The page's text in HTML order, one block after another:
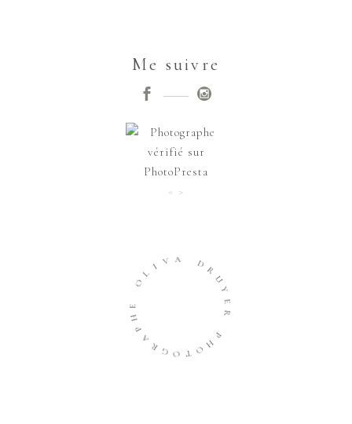
Me suivre
« >
O
L
I V A
D
R
U
Y
E
R
P
H
O
T
O
G
R
A
P
H